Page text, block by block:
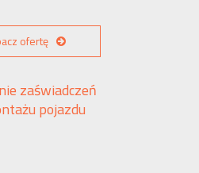
ofertę
zaświadczeń
pojazdu